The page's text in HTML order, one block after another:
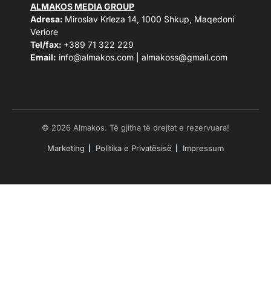
ALMAKOS MEDIA GROUP
Adresa: Miroslav Krleza 14, 1000 Shkup, Maqedoni
Veriore
Tel/fax: +389 71 322 229
Email: info@almakos.com almakoss@gmail.com
© 2026 Almakos. Të gjitha të drejtat e rezervuara!
Marketing Politika e Privatësisë Impressum